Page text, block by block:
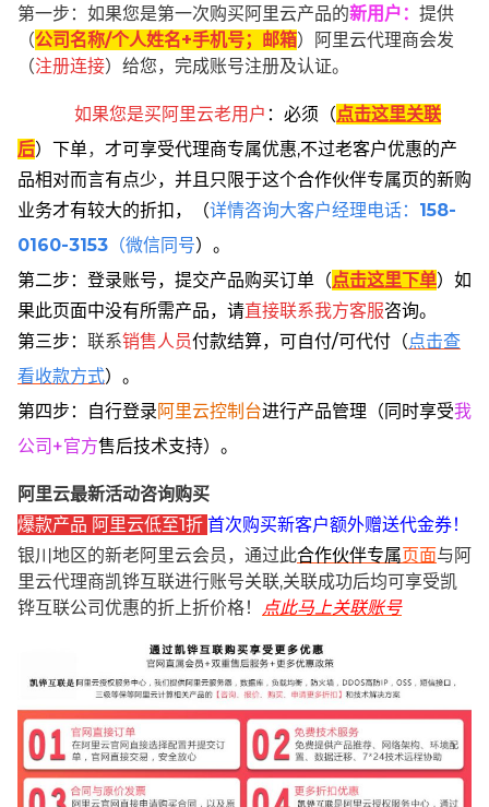
第一步：如果您是第一次购买阿里云产品的新用户 ： 提供
（公司名称/个人姓名+手机号；邮箱）阿里云代理商会发
（注册连接）给您，完成账号注册及认证。
如果您是买阿里云老用户 ： 必须 （点击这里关联
后） 下单， 才可享受代理商专属优惠,不过老客户优惠的产
品相对而言有点少，并且只限于这个合作伙伴专属页的新购
业务才有较大的折扣，
（详情咨询大客户经理电话： 158-
0160-3153 （微信同号）。
第二步：登录账号，提交产品购买订单（点击这里下单） 如
果此页面中没有所需产品，请直接联系我方客服咨询。
第三步： 联系销售人员付款结算，可自付/可代付（点击查
看收款方式）。
第四步：自行登录阿里云控制台进行产品管理（同时享受我
公司+官方售后技术支持）。
阿里云最新活动咨询购买
爆款产品 阿里云低至1折 首次购买新客户额外赠送代金券！
银川地区的新老阿里云会员，通过此合作伙伴专属页面与阿
里云代理商凯铧互联进行账号关联,关联成功后均可享受凯
铧互联公司优惠的折上折价格！
点此马上关联账号